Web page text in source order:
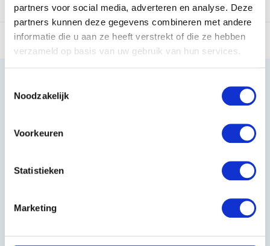
partners voor social media, adverteren en analyse. Deze
partners kunnen deze gegevens combineren met andere
informatie die u aan ze heeft verstrekt of die ze hebben
verzameld op basis van uw gebruik van hun services.
Noodzakelijk
Voorkeuren
Statistieken
Marketing
Vergelijk Vergelijk